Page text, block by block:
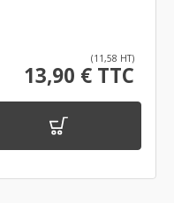
(11,58 HT)
13,90 € TTC